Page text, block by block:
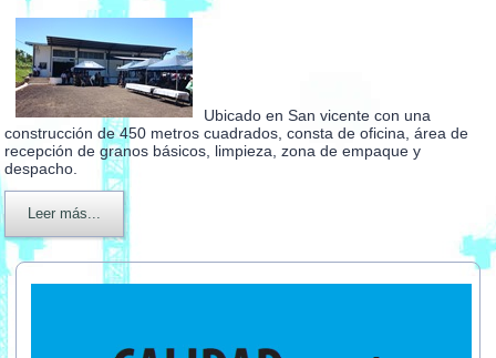
Ubicado en San vicente con una
construcción de 450 metros cuadrados, consta de oficina, área de
recepción de granos básicos, limpieza, zona de empaque y
despacho.
Leer más...